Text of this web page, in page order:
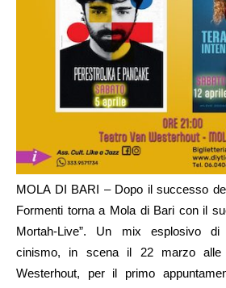
MOLA DI BARI – Dopo il successo
Formenti torna a Mola di Bari con il
Mortah-Live”. Un mix esplosivo
cinismo, in scena il 22 marzo alle
Westerhout, per il primo